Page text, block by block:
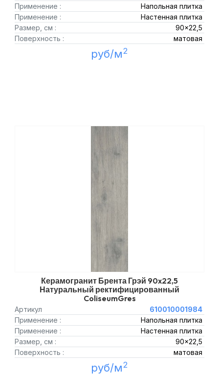
Применение :
Напольная плитка
Применение :
Настенная плитка
Размер, см :
90x22,5
Поверхность :
матовая
руб/м2
Керамогранит Брента Грэй 90x22,5
Натуральный ректифицированный
ColiseumGres
Артикул
610010001984
Применение :
Напольная плитка
Применение :
Настенная плитка
Размер, см :
90x22,5
Поверхность :
матовая
руб/м2